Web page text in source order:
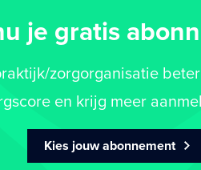
je gratis
zorgorganisatie
en krijg meer
Kies jouw abonnement